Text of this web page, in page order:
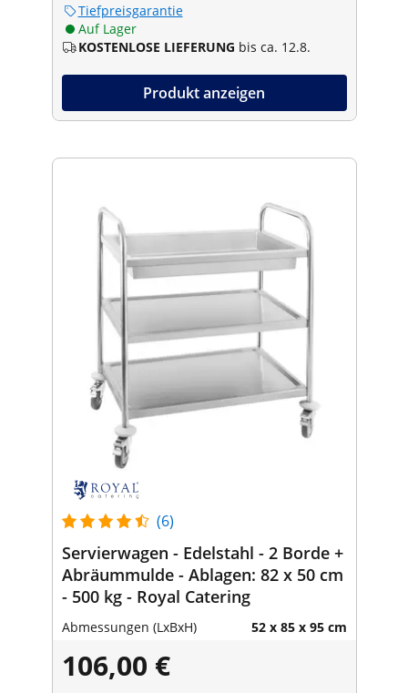
Tiefpreisgarantie
Auf Lager
KOSTENLOSE LIEFERUNG bis ca. 12.8.
Produkt anzeigen
(6)
Servierwagen - Edelstahl - 2 Borde +
Abräummulde - Ablagen: 82 x 50 cm
- 500 kg - Royal Catering
Abmessungen (LxBxH) 52 x 85 x 95 cm
106,00 €